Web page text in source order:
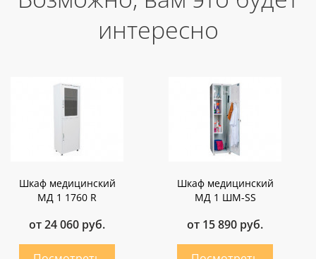
интересно
Шкаф медицинский
МД 1 1760 R
от 24 060 руб.
Шкаф медицинский
МД 1 ШМ-SS
от 15 890 руб.